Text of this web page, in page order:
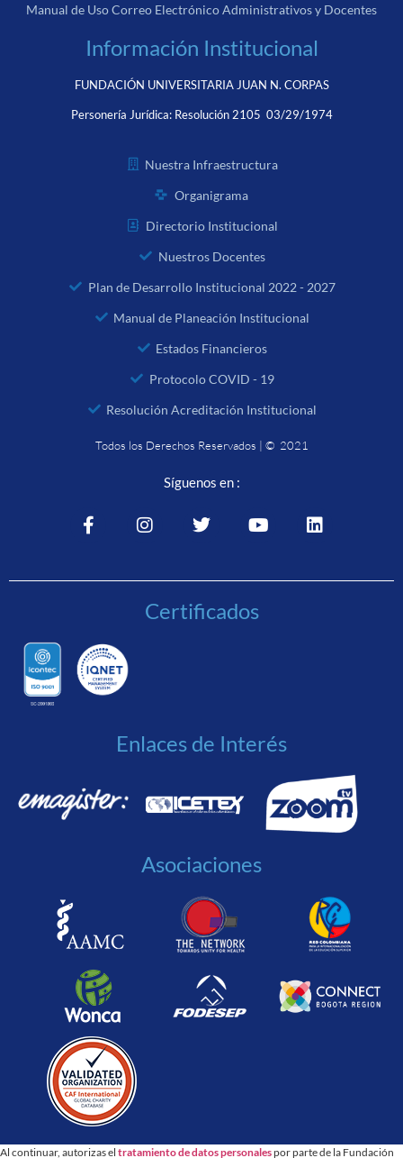
Manual de Uso Correo Electrónico Administrativos y Docentes
Información Institucional
FUNDACIÓN UNIVERSITARIA JUAN N. CORPAS
Personería Jurídica: Resolución 2105 03/29/1974
Nuestra Infraestructura
Organigrama
Directorio Institucional
Nuestros Docentes
Plan de Desarrollo Institucional 2022 - 2027
Manual de Planeación Institucional
Estados Financieros
Protocolo COVID - 19
Resolución Acreditación Institucional
Todos los Derechos Reservados | © 2021
Síguenos en :
Certificados
Enlaces de Interés
Asociaciones
Al continuar, autorizas el tratamiento de datos personalespor parte de la Fundación